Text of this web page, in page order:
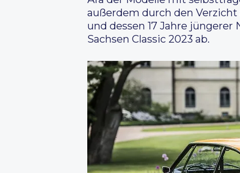
außerdem durch den Verzicht
und dessen 17 Jahre jüngerer
Sachsen Classic 2023 ab.